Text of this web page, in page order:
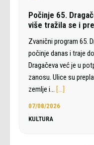
Počinje 65.
više tražila se i
Zvanični program 65.
počinje danas i traje
Dragačeva već je u
zanosu. Ulice su
zemlje i… […]
07/08/2026
KULTURA